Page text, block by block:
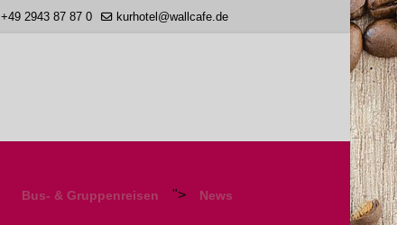
+49 2943 87 87 0 kurhotel@wallcafe.de
Bus- & Gruppenreisen "> News